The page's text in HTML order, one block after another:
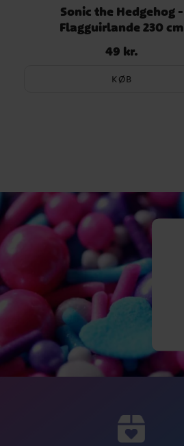
Sonic the Hedgehog -
Flagguirlande 230 cm
Pris: 49 kr.
49 kr.
KØB